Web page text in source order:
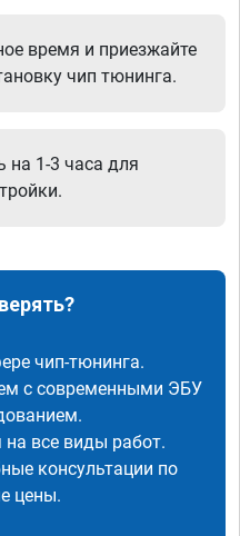
время и приезжайте
чип тюнинга.
на 1-3 часа для
чип-тюнинга.
с современными ЭБУ
все виды работ.
консультации по
цены.